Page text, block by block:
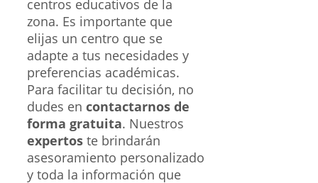
centros educativos de la
zona. Es importante que
elijas un centro que se
adapte a tus necesidades y
preferencias académicas.
Para facilitar tu decisión, no
dudes en contactarnos de
forma gratuita. Nuestros
expertos te brindarán
asesoramiento personalizado
y toda la información que